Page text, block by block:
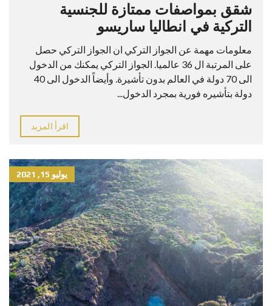
شقق بمواصفات ممتازة للجنسية
التركية في انطاليا ساريسو
معلومات مهمة عن الجواز التركي ان الجواز التركي حصل
على المرتبة ال 36 عالميا. الجواز التركي يمكنك من الدخول
الى 70 دولة في العالم بدون تأشيرة. وأيضاً الدخول الى 40
دولة بتأشيره فورية بمجرد الدخول...
اقرأ المزيد
يوليو 15, 2021